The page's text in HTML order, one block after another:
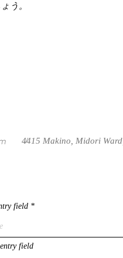
う。
/
4415 Makino, Midori
field
field